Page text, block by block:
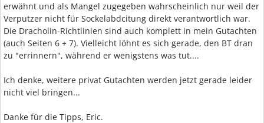
erwähnt und als Mangel zugegeben wahrscheinlich nur weil der
Verputzer nicht für Sockelabdcitung direkt verantwortlich war.
Die Dracholin-Richtlinien sind auch komplett in mein Gutachten
(auch Seiten 6 + 7). Vielleicht löhnt es sich gerade, den BT dran
zu "errinnern", während er wenigstens was tut....
Ich denke, weitere privat Gutachten werden jetzt gerade leider
nicht viel bringen...
Danke für die Tipps, Eric.